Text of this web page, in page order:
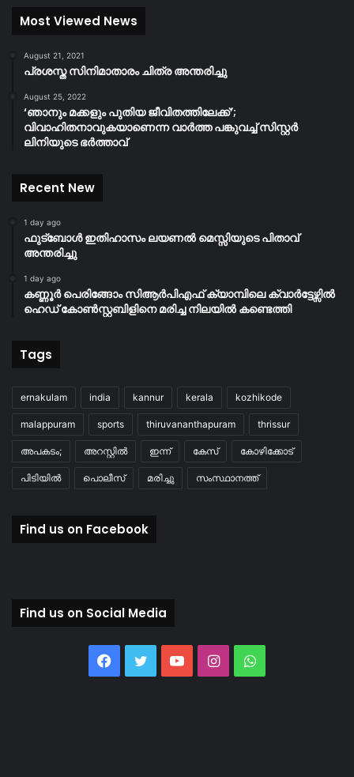
Most Viewed News
August 21, 2021
പ്രശസ്ത സിനിമാതാരം ചിത്ര അന്തരിച്ചു
August 25, 2022
‘ഞാനും മക്കളും പുതിയ ജീവിതത്തിലേക്ക്’;
വിവാഹിതനാവുകയാണെന്ന വാർത്ത പങ്കുവച്ച് സിസ്റ്റർ
ലിനിയുടെ ഭർത്താവ്
Recent New
1 day ago
ഫുട്ബോൾ ഇതിഹാസം ലയണൽ മെസ്സിയുടെ പിതാവ്
അന്തരിച്ചു
1 day ago
കണ്ണൂർ പെരിങ്ങോം സിആർപിഎഫ് ക്യാമ്പിലെ ക്വാർട്ടേഴ്സിൽ
ഹെഡ് കോൺസ്റ്റബിളിനെ മരിച്ച നിലയിൽ കണ്ടെത്തി
Tags
ernakulam india kannur kerala kozhikode
malappuram sports thiruvananthapuram thrissur
അപകടം; അറസ്റ്റിൽ ഇന്ന് കേസ് കോഴിക്കോട്
പിടിയിൽ പൊലീസ് മരിച്ചു സംസ്ഥാനത്ത്
Find us on Facebook
Find us on Social Media
Facebook
TwitterYouTubeInstagramWhatsApp